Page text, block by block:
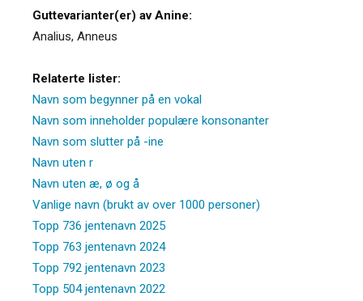
Guttevarianter(er) av Anine:
Analius, Anneus
Relaterte lister:
Navn som begynner på en vokal
Navn som inneholder populære konsonanter
Navn som slutter på -ine
Navn uten r
Navn uten æ, ø og å
Vanlige navn (brukt av over 1000 personer)
Topp 736 jentenavn 2025
Topp 763 jentenavn 2024
Topp 792 jentenavn 2023
Topp 504 jentenavn 2022